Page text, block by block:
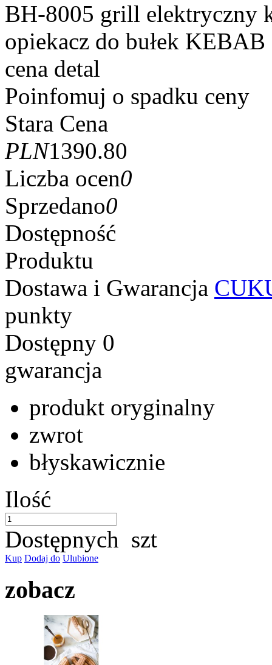
BH-8005 grill elektryczny
opiekacz do bułek KEBAB
cena detal
Poinfomuj o spadku ceny
Stara Cena
PLN1390.80
Liczba ocen0
Sprzedano0
Dostępność
Produktu
Dostawa i Gwarancja
punkty
Dostępny 0
gwarancja
produkt oryginalny
zwrot
błyskawicznie
Ilość
Dostępnych szt
Kup Dodaj do Ulubione
zobacz